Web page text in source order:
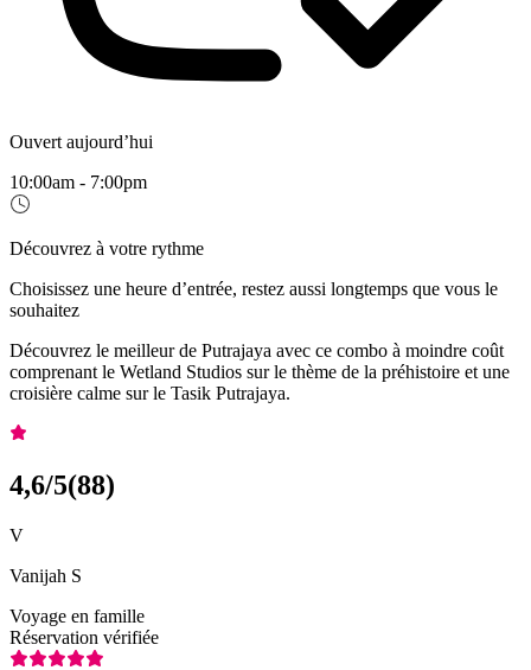
Ouvert aujourd’hui
10:00am - 7:00pm
Découvrez à votre rythme
Choisissez une heure d’entrée, restez aussi longtemps que vous le
souhaitez
Découvrez le meilleur de Putrajaya avec ce combo à moindre coût
comprenant le Wetland Studios sur le thème de la préhistoire et une
croisière calme sur le Tasik Putrajaya.
4,6/5(88)
V
Vanijah S
Voyage en famille
Réservation vérifiée